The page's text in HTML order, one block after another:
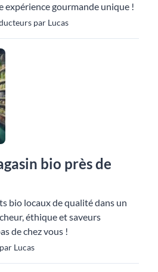
expérience gourmande unique !
par Lucas
bio près de
bio locaux de qualité dans un
éthique et saveurs
de chez vous !
Lucas